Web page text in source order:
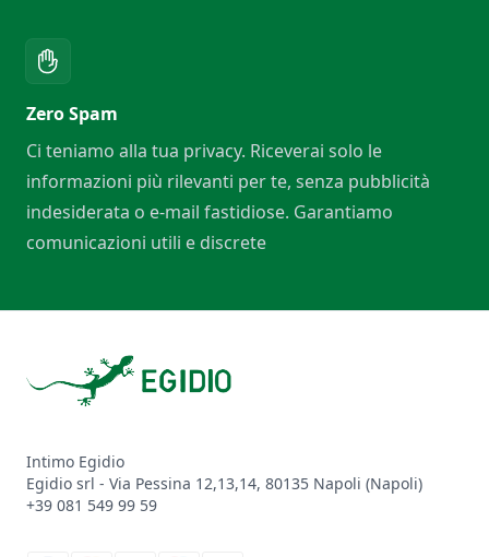
Zero Spam
Ci teniamo alla tua privacy. Riceverai solo le
informazioni più rilevanti per te, senza pubblicità
indesiderata o e-mail fastidiose. Garantiamo
comunicazioni utili e discrete
Intimo Egidio
Egidio srl - Via Pessina 12,13,14, 80135 Napoli (Napoli)
+39 081 549 99 59